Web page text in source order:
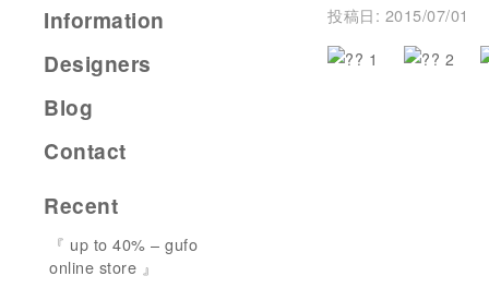
投稿日: 2015/07/01
Information
Designers
Blog
Contact
Recent
『 up to 40% – gufo
online store 』